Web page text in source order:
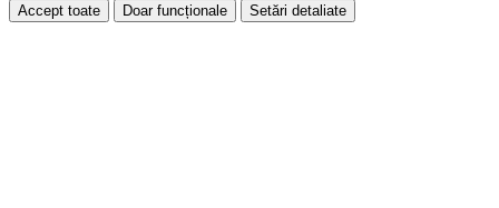
Accept toate Doar funcționale Setări detaliate